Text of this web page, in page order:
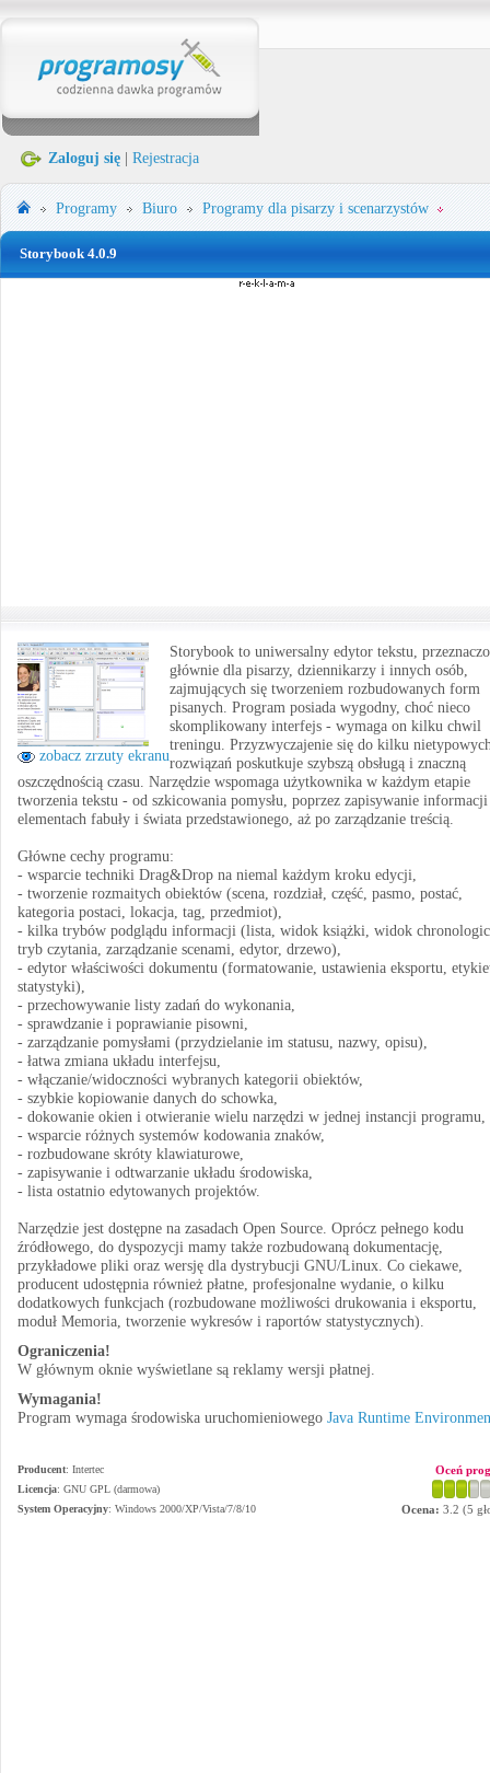
Zaloguj się Rejestracja
Programy Biuro Programy dla pisarzy i scenarzystów
Storybook 4.0.9
zobacz zrzuty ekranu
Storybook to uniwersalny edytor tekstu,
głównie dla pisarzy, dziennikarzy i innych osób,
zajmujących się tworzeniem rozbudowanych form
pisanych. Program posiada wygodny, choć nieco
skomplikowany interfejs - wymaga on kilku chwil
treningu. Przyzwyczajenie się do kilku
rozwiązań poskutkuje szybszą obsługą i znaczną
oszczędnością czasu. Narzędzie wspomaga użytkownika w każdym etapie
tworzenia tekstu - od szkicowania pomysłu, poprzez zapisywanie
elementach fabuły i świata przedstawionego, aż po zarządzanie treścią.
Główne cechy programu:
- wsparcie techniki Drag&Drop na niemal każdym kroku edycji,
- tworzenie rozmaitych obiektów (scena, rozdział, część, pasmo, postać,
kategoria postaci, lokacja, tag, przedmiot),
- kilka trybów podglądu informacji (lista, widok książki, widok
tryb czytania, zarządzanie scenami, edytor, drzewo),
- edytor właściwości dokumentu (formatowanie, ustawienia eksportu,
statystyki),
- przechowywanie listy zadań do wykonania,
- sprawdzanie i poprawianie pisowni,
- zarządzanie pomysłami (przydzielanie im statusu, nazwy, opisu),
- łatwa zmiana układu interfejsu,
- włączanie/widoczności wybranych kategorii obiektów,
- szybkie kopiowanie danych do schowka,
- dokowanie okien i otwieranie wielu narzędzi w jednej instancji programu,
- wsparcie różnych systemów kodowania znaków,
- rozbudowane skróty klawiaturowe,
- zapisywanie i odtwarzanie układu środowiska,
- lista ostatnio edytowanych projektów.
Narzędzie jest dostępne na zasadach Open Source. Oprócz pełnego kodu
źródłowego, do dyspozycji mamy także rozbudowaną dokumentację,
przykładowe pliki oraz wersję dla dystrybucji GNU/Linux. Co ciekawe,
producent udostępnia również płatne, profesjonalne wydanie, o kilku
dodatkowych funkcjach (rozbudowane możliwości drukowania i eksportu,
moduł Memoria, tworzenie wykresów i raportów statystycznych).
Ograniczenia!
W głównym oknie wyświetlane są reklamy wersji płatnej.
Wymagania!
Program wymaga środowiska uruchomieniowego Java Runtime
Producent: Intertec
Licencja: GNU GPL (darmowa)
System Operacyjny: Windows 2000/XP/Vista/7/8/10
Oceń
Ocena: 3.2 (5